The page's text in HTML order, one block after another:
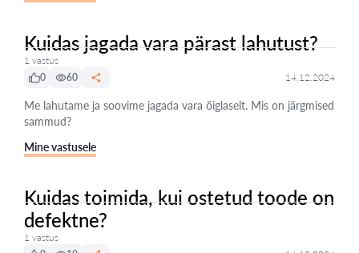
Kuidas jagada vara pärast lahutust?
1 vastus
0
60 14.12.2024
Me lahutame ja soovime jagada vara õiglaselt. Mis on järgmised
sammud?
Mine vastusele
Kuidas toimida, kui ostetud toode on
defektne?
1 vastus